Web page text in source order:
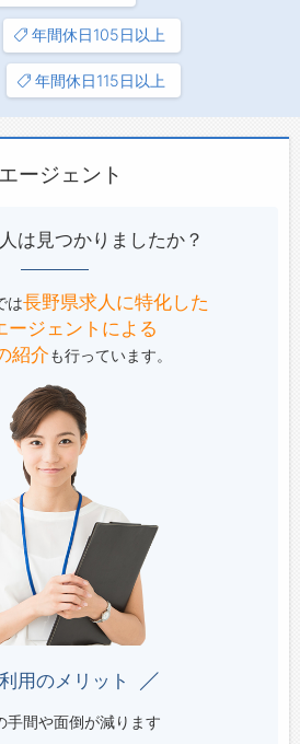
年間休日105日以上
年間休日115日以上
ージェント
は見つかりましたか？
は長野県求人に特化した
ージェントによる
紹介も行っています。
用のメリット
手間や面倒が減ります